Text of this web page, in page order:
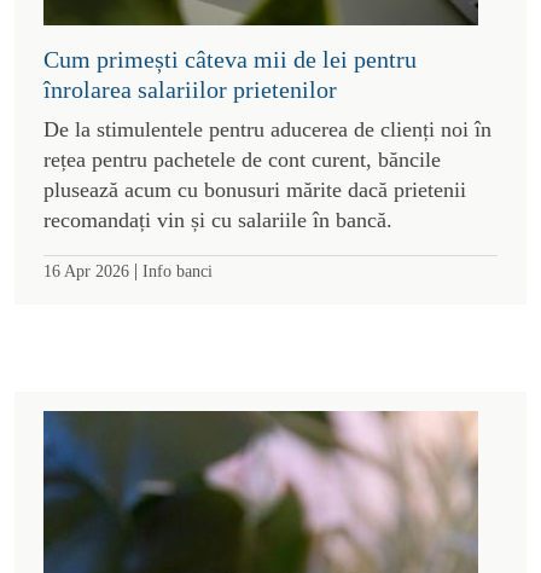
Cum primești câteva mii de lei pentru
înrolarea salariilor prietenilor
De la stimulentele pentru aducerea de clienți noi în
rețea pentru pachetele de cont curent, băncile
plusează acum cu bonusuri mărite dacă prietenii
recomandați vin și cu salariile în bancă.
16 Apr 2026 | Info banci